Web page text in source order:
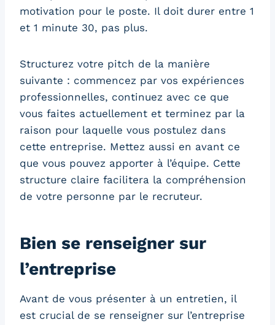
motivation pour le poste. Il doit durer entre 1
et 1 minute 30, pas plus.
Structurez votre pitch de la manière
suivante : commencez par vos expériences
professionnelles, continuez avec ce que
vous faites actuellement et terminez par la
raison pour laquelle vous postulez dans
cette entreprise. Mettez aussi en avant ce
que vous pouvez apporter à l’équipe. Cette
structure claire facilitera la compréhension
de votre personne par le recruteur.
Bien se renseigner sur
l’entreprise
Avant de vous présenter à un entretien, il
est crucial de se renseigner sur l’entreprise